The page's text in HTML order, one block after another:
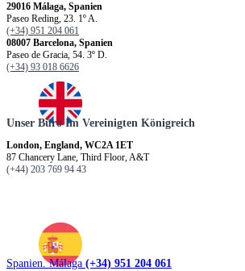
29016 Málaga, Spanien
Paseo Reding, 23. 1º A.
(+34) 951 204 061
08007 Barcelona, Spanien
Paseo de Gracia, 54. 3º D.
(+34) 93 018 6626
Unser Büro Im Vereinigten Königreich
London, England, WC2A 1ET
87 Chancery Lane, Third Floor, A&T
(+44) 203 769 94 43
Spanien. Málaga (+34) 951 204 061